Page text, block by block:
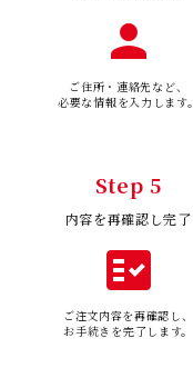
person
ご住所・連絡先など、
必要な情報を入力します。
Step 5
内容を再確認し完了
fact_check
ご注文内容を再確認し、
お手続きを完了します。